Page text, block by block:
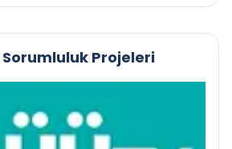
Sorumluluk Projeleri